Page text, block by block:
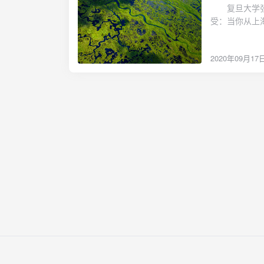
的毛病。早
不小心打扰了
前，大家升
业了...... 最
友 你是否
未来 有些
问题是改革
革命的神圣性
别以法国的唯
革,这一轮改
代就开始了
复旦大学张
受：当你从上
家的设施，就
陆家嘴更令
干线的速度
2020年09月17